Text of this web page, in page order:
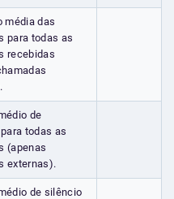
média das
para todas as
recebidas
de
todas as
(apenas
externas).
de silêncio